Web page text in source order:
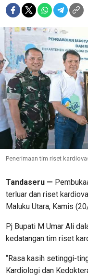
Penerimaan tim riset
Tandaseru —
terluar dan riset
Maluku Utara, Kamis
Pj Bupati M Umar Ali
kedatangan tim riset
“Rasa kasih setinggi-
Kardiologi dan